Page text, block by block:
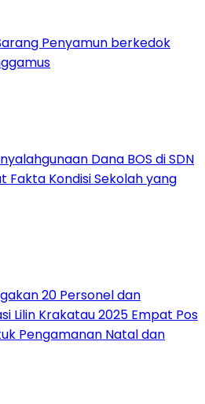
Penyamun berkedok
Dana BOS di SDN
Fakta Kondisi Sekolah yang
20 Personel dan
Lilin Krakatau 2025 Empat Pos
Pengamanan Natal dan